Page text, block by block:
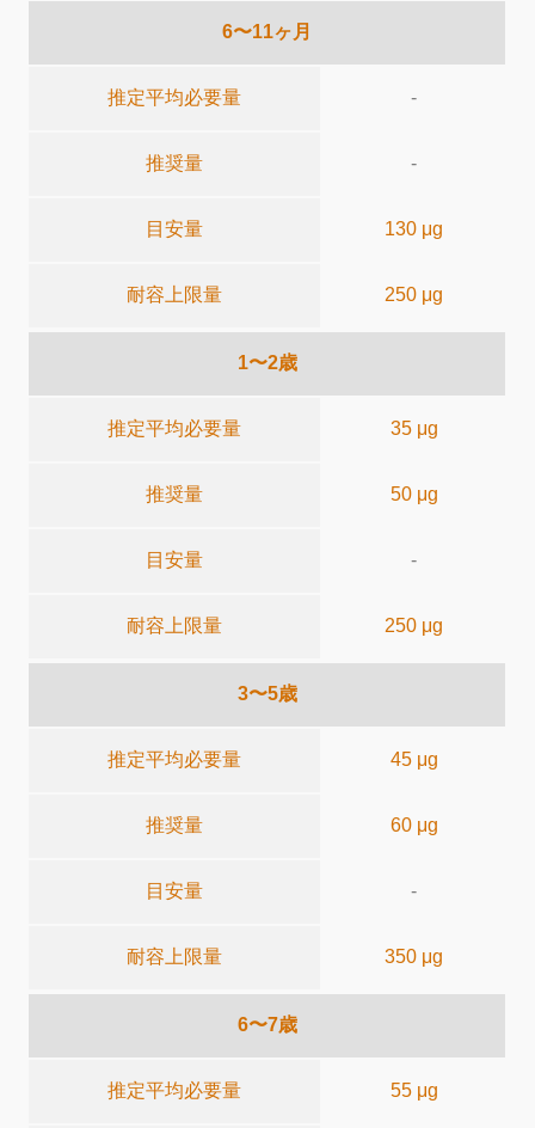
6〜11ヶ月
推定平均必要量 -
推奨量 -
目安量 130 μg
耐容上限量 250 μg
1〜2歳
推定平均必要量 35 μg
推奨量 50 μg
目安量 -
耐容上限量 250 μg
3〜5歳
推定平均必要量 45 μg
推奨量 60 μg
目安量 -
耐容上限量 350 μg
6〜7歳
推定平均必要量 55 μg